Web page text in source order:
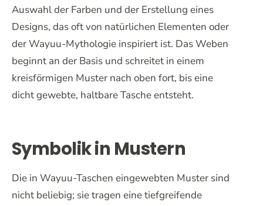
Auswahl der Farben und der Erstellung eines
Designs, das oft von natürlichen Elementen oder
der Wayuu-Mythologie inspiriert ist. Das Weben
beginnt an der Basis und schreitet in einem
kreisförmigen Muster nach oben fort, bis eine
dicht gewebte, haltbare Tasche entsteht.
Symbolik in Mustern
Die in Wayuu-Taschen eingewebten Muster sind
nicht beliebig; sie tragen eine tiefgreifende